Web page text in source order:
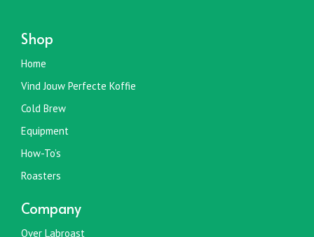
Shop
Home
Vind Jouw Perfecte Koffie
Cold Brew
Equipment
How-To’s
Roasters
Company
Over Labroast